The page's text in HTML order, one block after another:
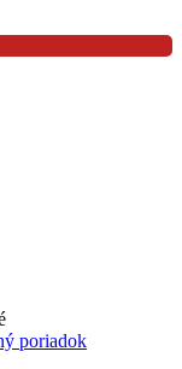
poriadok